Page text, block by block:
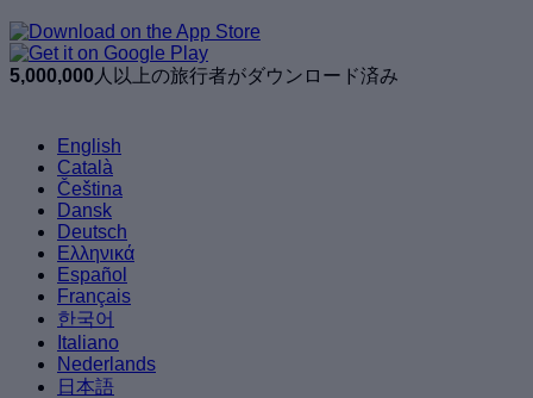
5,000,000 人以上の旅行者がダウンロード済み
English
Català
Čeština
Dansk
Deutsch
Ελληνικά
Español
Français
한국어
Italiano
Nederlands
日本語